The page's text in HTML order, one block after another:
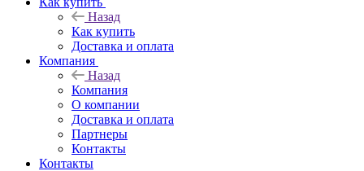
Назад
Как купить
Доставка и оплата
Компания
Назад
Компания
О компании
Доставка и оплата
Партнеры
Контакты
Контакты